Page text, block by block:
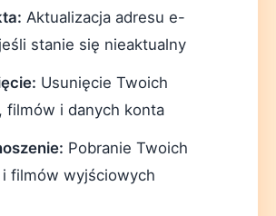
Aktualizacja adresu e-
stanie się nieaktualny
Usunięcie Twoich
filmów i danych konta
Pobranie Twoich
i filmów wyjściowych